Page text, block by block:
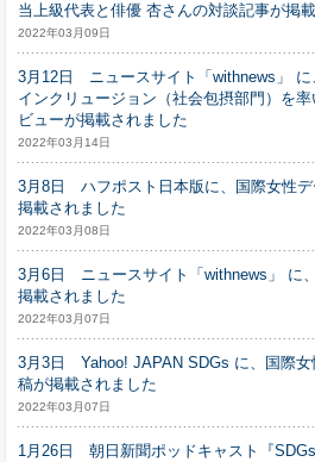
当上級代表と俳優 杏さんの対談記事が掲
2022年03月09日
3月12日 ニュースサイト「withnews」 に
インクリュージョン（社会包摂部門）を
ビューが掲載されました
2022年03月14日
3月8日 ハフポスト日本版に、国際女性
掲載されました
2022年03月08日
3月6日 ニュースサイト「withnews」 に
掲載されました
2022年03月07日
3月3日 Yahoo! JAPAN SDGs に、国際女
稿が掲載されました
2022年03月07日
1月26日 朝日新聞ポッドキャスト『